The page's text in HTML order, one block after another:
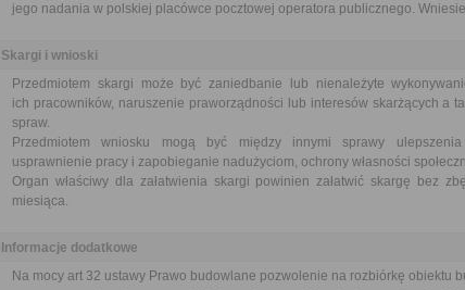
jego nadania w polskiej placówce pocztowej operatora publicznego.
Skargi i wnioski
Przedmiotem skargi może być zaniedbanie lub nienależyte
ich pracowników, naruszenie praworządności lub interesów skarżących a
spraw.
Przedmiotem wniosku mogą być między innymi sprawy ulepszenia
usprawnienie pracy i zapobieganie nadużyciom, ochrony własności
Organ właściwy dla załatwienia skargi powinien załatwić skargę bez
miesiąca.
Informacje dodatkowe
Na mocy art 32 ustawy Prawo budowlane pozwolenie na rozbiórkę obiektu